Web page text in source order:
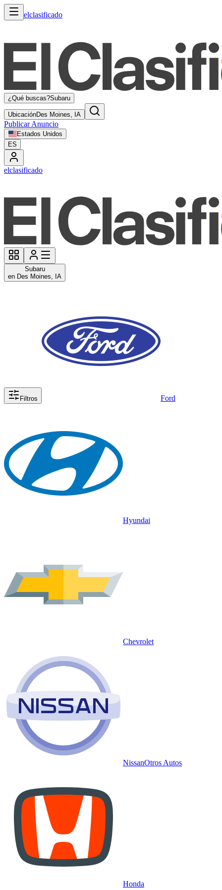
elclasificado
¿Qué buscas?Subaru
UbicaciónDes Moines, IA
Publicar Anuncio
Estados Unidos
ES
elclasificado
Subaru
en Des Moines, IA
Filtros Ford
Hyundai
Chevrolet
NissanOtros Autos
Honda